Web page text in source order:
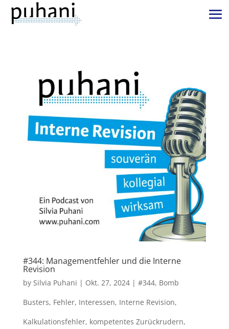
#344: Managementfehler und die Interne
Revision
by Silvia Puhani | Okt. 27, 2024| #344, Bomb
Busters, Fehler, Interessen, Interne Revision,
Kalkulationsfehler, kompetentes Zurückrudern,